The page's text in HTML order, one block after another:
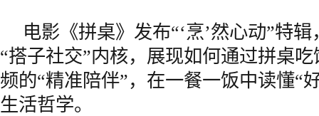
电影《拼桌》发布“‘烹’然心动”特
“搭子社交”内核，展现如何通过拼桌
频的“精准陪伴”，在一餐一饭中读懂“
生活哲学。